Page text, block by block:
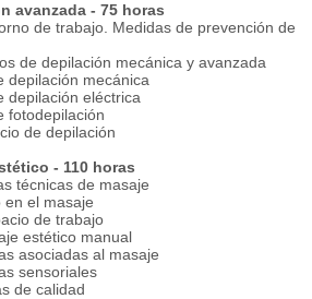
avanzada - 75 horas
de trabajo. Medidas de prevención de
de depilación mecánica y avanzada
depilación mecánica
depilación eléctrica
fotodepilación
de depilación
- 110 horas
técnicas de masaje
el masaje
de trabajo
estético manual
asociadas al masaje
sensoriales
de calidad